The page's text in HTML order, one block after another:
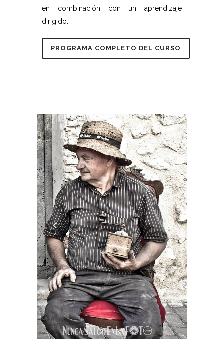
en combinación con un aprendizaje
dirigido.
PROGRAMA COMPLETO DEL CURSO